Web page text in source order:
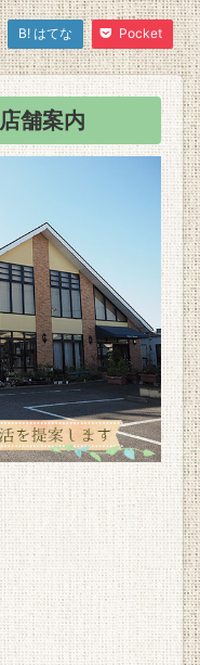
B! はてな Pocket
店舗案内